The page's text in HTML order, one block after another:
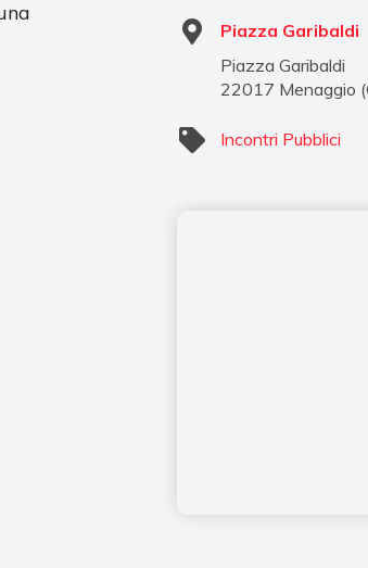
Piazza Garibaldi
Piazza Garibaldi
22017 Menaggio (
Incontri Pubblici